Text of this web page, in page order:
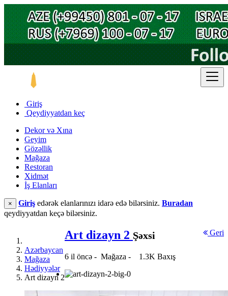
Giriş
Qeydiyyatdan keç
Dekor və Xına
Geyim
Gözəllik
Mağaza
Restoran
Xidmət
İş Elanları
× Giriş edərək elanlarınızı idarə edə bilərsiniz. Buradan
qeydiyyatdan keçə bilərsiniz.
Azərbaycan
Mağaza
Hədiyyələr
Art dizayn 2
Geri
Art dizayn 2 Şəxsi
6 il öncə - Mağaza - 1.3K Baxış